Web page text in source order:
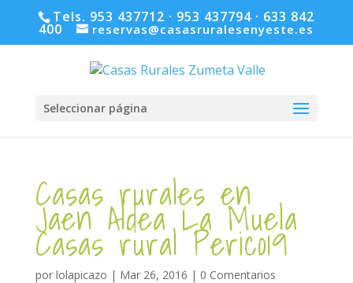
Tels. 953 437712 · 953 437794 · 633 842
400 reservas@casasruralesenyeste.es
Seleccionar página
Casas rurales en
Jaen Aldea La Muela
Casas rural Perico19
por lolapicazo | Mar 26, 2016 | 0 Comentarios